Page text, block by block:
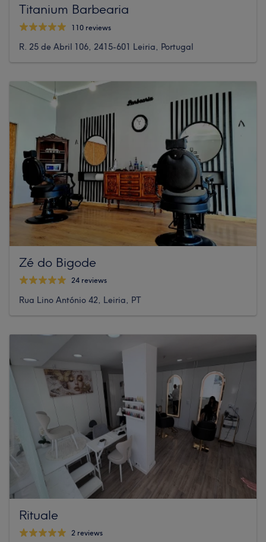
Titanium Barbearia
110 reviews
R. 25 de Abril 106, 2415-601 Leiria, Portugal
Zé do Bigode
24 reviews
Rua Lino António 42, Leiria, PT
Rituale
2 reviews